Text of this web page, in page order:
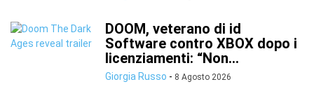
DOOM, veterano di id
Software contro XBOX dopo i
licenziamenti: “Non...
Giorgia Russo - 8 Agosto 2026